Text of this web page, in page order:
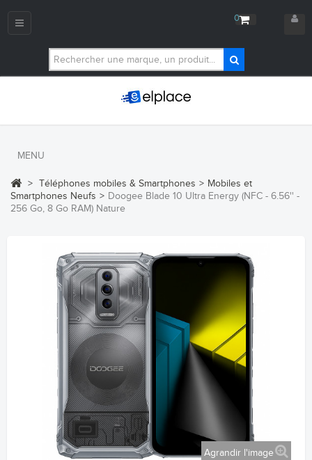
0
Navigation
MENU
> Téléphones mobiles & Smartphones > Mobiles et
Smartphones Neufs > Doogee Blade 10 Ultra Energy (NFC - 6.56'' -
256 Go, 8 Go RAM) Nature
Agrandir l'image